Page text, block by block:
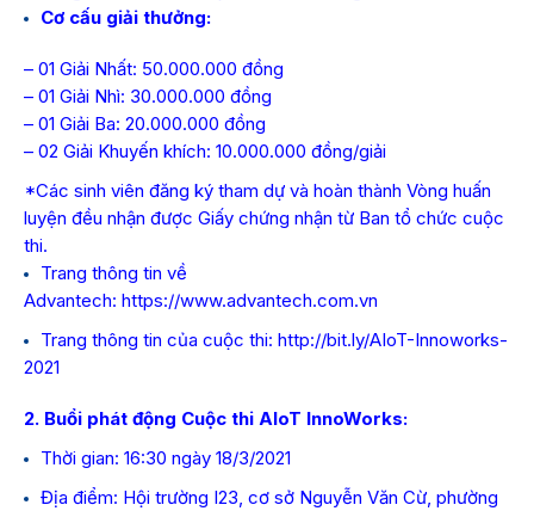
Cơ cấu giải thưởng:
– 01 Giải Nhất: 50.000.000 đồng
– 01 Giải Nhì: 30.000.000 đồng
– 01 Giải Ba: 20.000.000 đồng
– 02 Giải Khuyến khích: 10.000.000 đồng/giải
*Các sinh viên đăng ký tham dự và hoàn thành Vòng huấn
luyện đều nhận được Giấy chứng nhận từ Ban tổ chức cuộc
thi.
Trang thông tin về
Advantech: https://www.advantech.com.vn
Trang thông tin của cuộc thi: http://bit.ly/AIoT-Innoworks-
2021
2. Buổi phát động Cuộc thi AIoT InnoWorks:
Thời gian: 16:30 ngày 18/3/2021
Địa điểm: Hội trường I23, cơ sở Nguyễn Văn Cừ, phường